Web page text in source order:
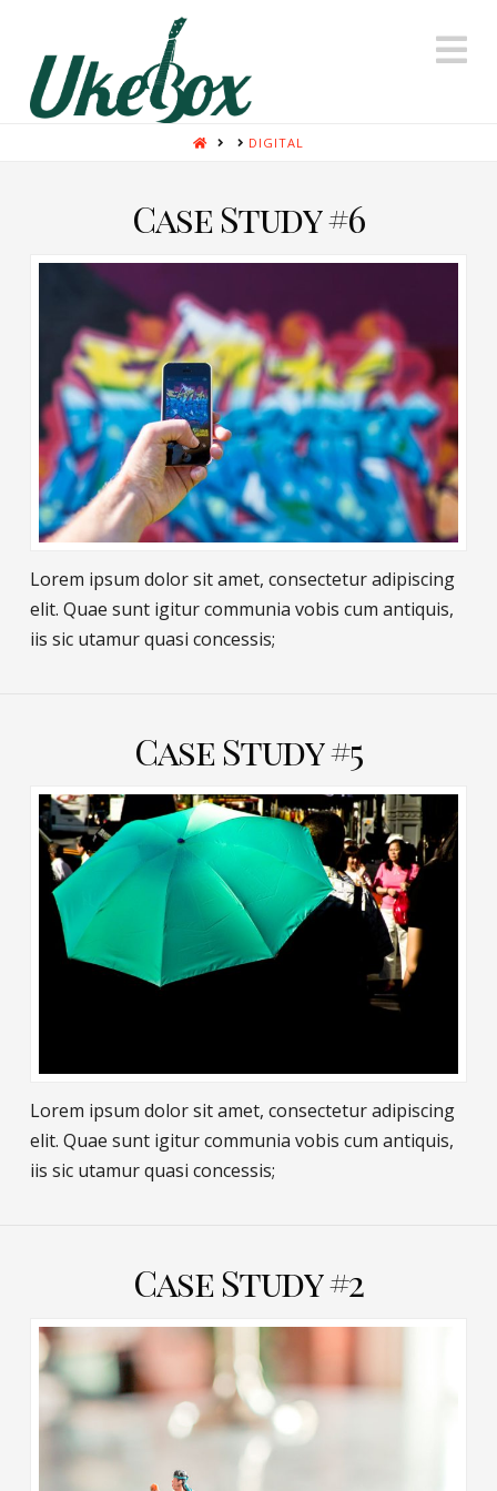
HOME DIGITAL
Case Study #6
Lorem ipsum dolor sit amet, consectetur adipiscing
elit. Quae sunt igitur communia vobis cum antiquis,
iis sic utamur quasi concessis;
Case Study #5
Lorem ipsum dolor sit amet, consectetur adipiscing
elit. Quae sunt igitur communia vobis cum antiquis,
iis sic utamur quasi concessis;
Case Study #2